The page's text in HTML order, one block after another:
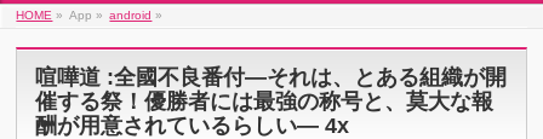
HOME » App » android »
喧嘩道 :全國不良番付―それは、とある組織が開
催する祭！優勝者には最強の称号と、莫大な報
酬が用意されているらしい― 4x